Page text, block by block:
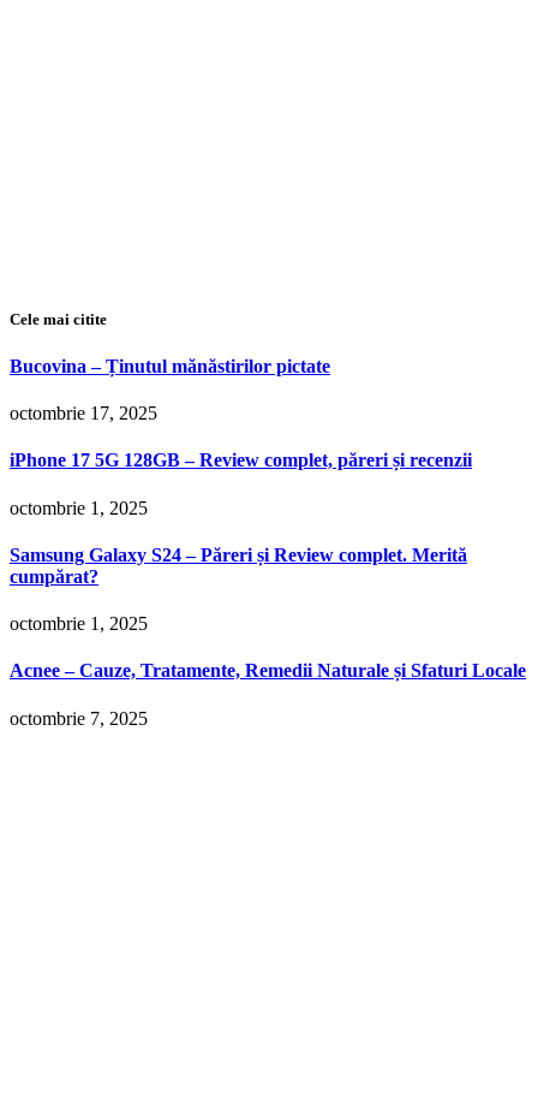
Cele mai citite
Bucovina – Ținutul mănăstirilor pictate
octombrie 17, 2025
iPhone 17 5G 128GB – Review complet, păreri și recenzii
octombrie 1, 2025
Samsung Galaxy S24 – Păreri și Review complet. Merită
cumpărat?
octombrie 1, 2025
Acnee – Cauze, Tratamente, Remedii Naturale și Sfaturi Locale
octombrie 7, 2025